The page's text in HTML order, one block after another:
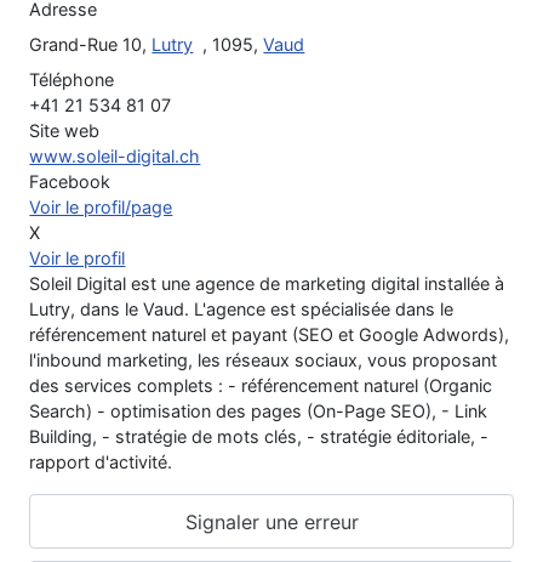
Adresse
Grand-Rue 10, Lutry , 1095,Vaud
Téléphone
+41 21 534 81 07
Site web
www.soleil-digital.ch
Facebook
Voir le profil/page
X
Voir le profil
Soleil Digital est une agence de marketing digital installée à
Lutry, dans le Vaud. L'agence est spécialisée dans le
référencement naturel et payant (SEO et Google Adwords),
l'inbound marketing, les réseaux sociaux, vous proposant
des services complets : - référencement naturel (Organic
Search) - optimisation des pages (On-Page SEO), - Link
Building, - stratégie de mots clés, - stratégie éditoriale, -
rapport d'activité.
Signaler une erreur